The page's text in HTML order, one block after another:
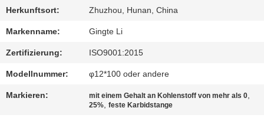
TRETEN
SIE
MIT
UNS
IN
VERBINDUNG
Herkunftsort: Zhuzhou, Hunan, China
Markenname: Gingte Li
Zertifizierung: ISO9001:2015
Modellnummer: φ12*100 oder andere
Markieren: mit einem Gehalt an Kohlenstoff von mehr als 0,
25%,feste Karbidstange